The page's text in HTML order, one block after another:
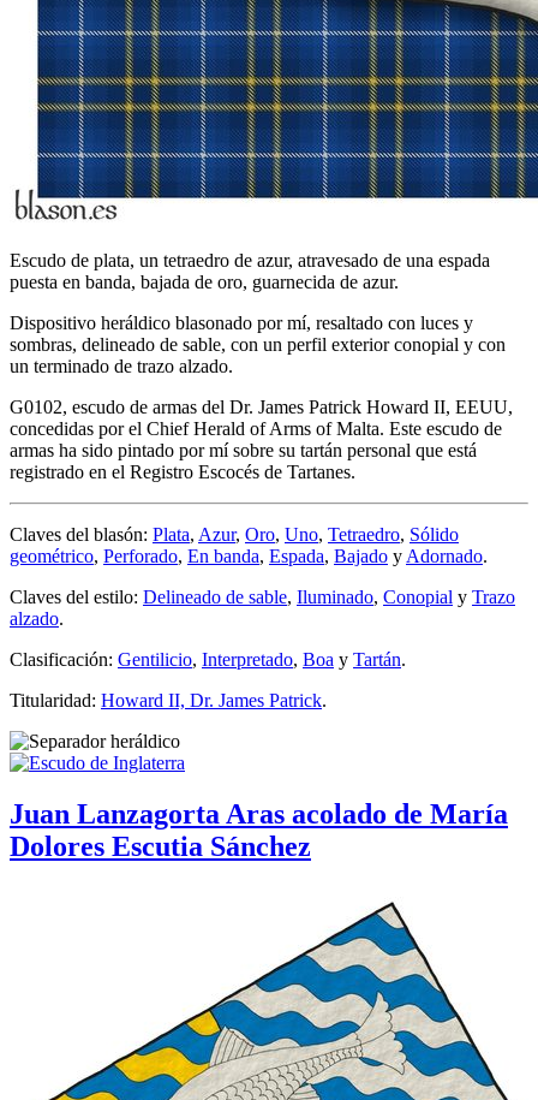
Escudo de plata, un tetraedro de azur, atravesado de una espada
puesta en banda, bajada de oro, guarnecida de azur.
Dispositivo heráldico blasonado por mí, resaltado con luces y
sombras, delineado de sable, con un perfil exterior conopial y con
un terminado de trazo alzado.
G0102, escudo de armas del Dr. James Patrick Howard II, EEUU,
concedidas por el Chief Herald of Arms of Malta. Este escudo de
armas ha sido pintado por mí sobre su tartán personal que está
registrado en el Registro Escocés de Tartanes.
Claves del blasón: Plata, Azur, Oro, Uno, Tetraedro, Sólido
geométrico, Perforado, En banda, Espada, Bajado y Adornado.
Claves del estilo: Delineado de sable, Iluminado, Conopial y Trazo
alzado.
Clasificación: Gentilicio, Interpretado, Boa y Tartán.
Titularidad: Howard II, Dr. James Patrick.
Juan Lanzagorta Aras acolado de María
Dolores Escutia Sánchez